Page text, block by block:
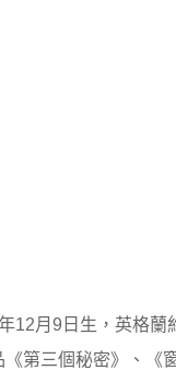
12月9日生，英格蘭
《第三個秘密》、《